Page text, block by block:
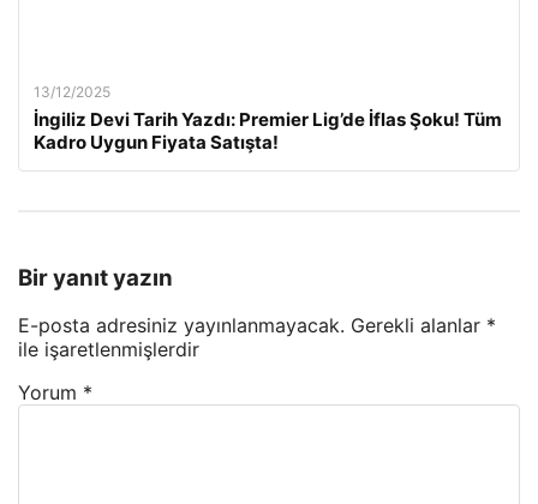
13/12/2025
İngiliz Devi Tarih Yazdı: Premier Lig’de İflas Şoku! Tüm
Kadro Uygun Fiyata Satışta!
Bir yanıt yazın
E-posta adresiniz yayınlanmayacak. Gerekli alanlar *
ile işaretlenmişlerdir
Yorum *